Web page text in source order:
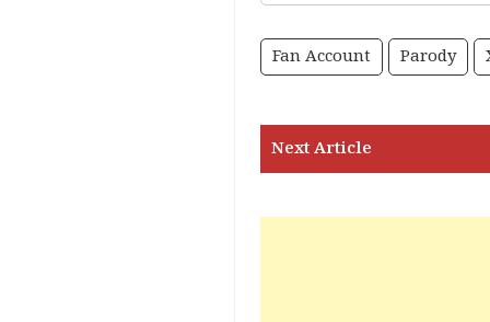
Fan Account Parody